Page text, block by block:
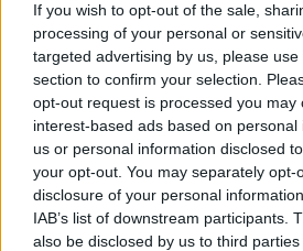
If you wish to opt-out of the sale,
processing of your personal or
targeted advertising by us, please
section to confirm your selection.
opt-out request is processed you may
interest-based ads based on
us or personal information disclosed
your opt-out. You may separately opt-
disclosure of your personal
IAB’s list of downstream participants.
also be disclosed by us to third
90% dos colaboradores já viveram
mental, seja a nível pessoal ou
lhe são próximas. Os dados
in 4: It’s all of us’,…
LEIA MAIS